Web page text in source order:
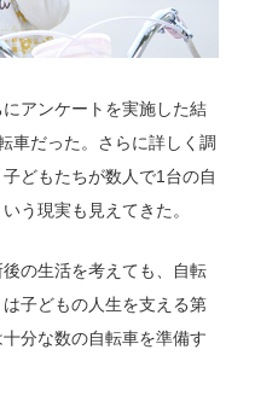
アンケートを実施した結
車だった。さらに詳しく調
どもたちが数人で1台の自
う現実も見えてきた。
の生活を考えても、自転
子どもの人生を支える第
分な数の自転車を準備す